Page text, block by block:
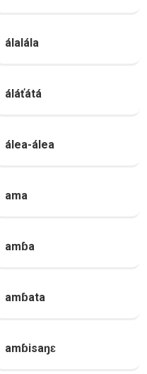
álalála
áláťátá
álea-álea
ama
amɓa
amɓata
amɓisaŋɛ